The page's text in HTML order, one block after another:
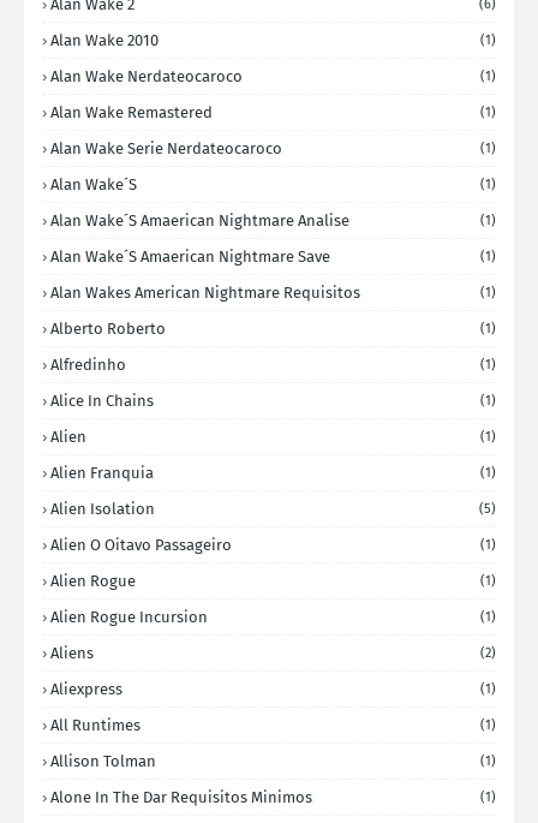
Alan Wake 2 (6)
Alan Wake 2010 (1)
Alan Wake Nerdateocaroco (1)
Alan Wake Remastered (1)
Alan Wake Serie Nerdateocaroco (1)
Alan Wake´s (1)
Alan Wake´s Amaerican Nightmare Analise (1)
Alan Wake´s Amaerican Nightmare Save (1)
Alan Wakes American Nightmare Requisitos (1)
Alberto Roberto (1)
Alfredinho (1)
Alice In Chains (1)
Alien (1)
Alien Franquia (1)
Alien Isolation (5)
Alien O Oitavo Passageiro (1)
Alien Rogue (1)
Alien Rogue Incursion (1)
Aliens (2)
Aliexpress (1)
All Runtimes (1)
Allison Tolman (1)
Alone In The Dar Requisitos Minimos (1)